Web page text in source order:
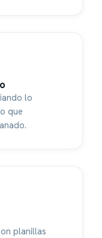
lo
que
planillas